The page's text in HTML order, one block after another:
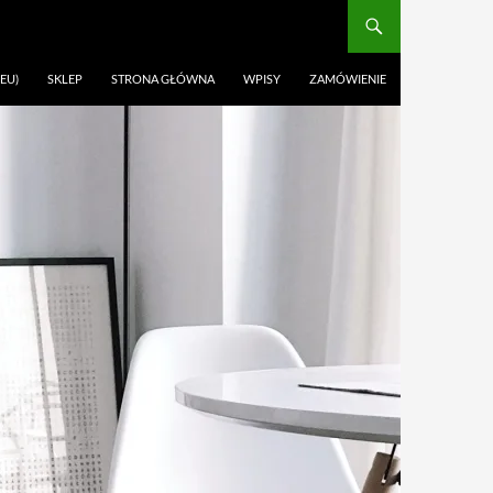
SKLEP STRONA GŁÓWNA WPISY ZAMÓWIENIE